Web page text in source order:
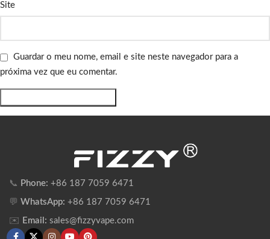
Site
Guardar o meu nome, email e site neste navegador para a
próxima vez que eu comentar.
📞 Phone: +86 187 7059 6471
💬 WhatsApp: +86 187 7059 6471
✉️ Email: sales@fizzyvape.com